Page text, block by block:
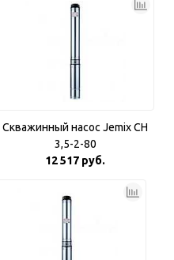
Скважинный насос Jemix CH
3,5-2-80
12 517 руб.